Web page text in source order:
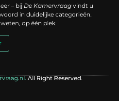
– bijDe Kamervraag vindt u
in duidelijke categorieën.
op één plek
All Right Reserved.